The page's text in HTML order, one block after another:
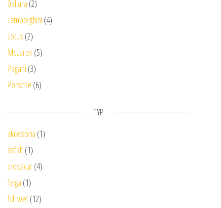
Dallara (2)
Lamborghini (4)
Lotus (2)
McLaren (5)
Pagani (3)
Porsche (6)
TYP
akcesoria (1)
asfalt(1)
crosscar(4)
felga (1)
full wet(12)